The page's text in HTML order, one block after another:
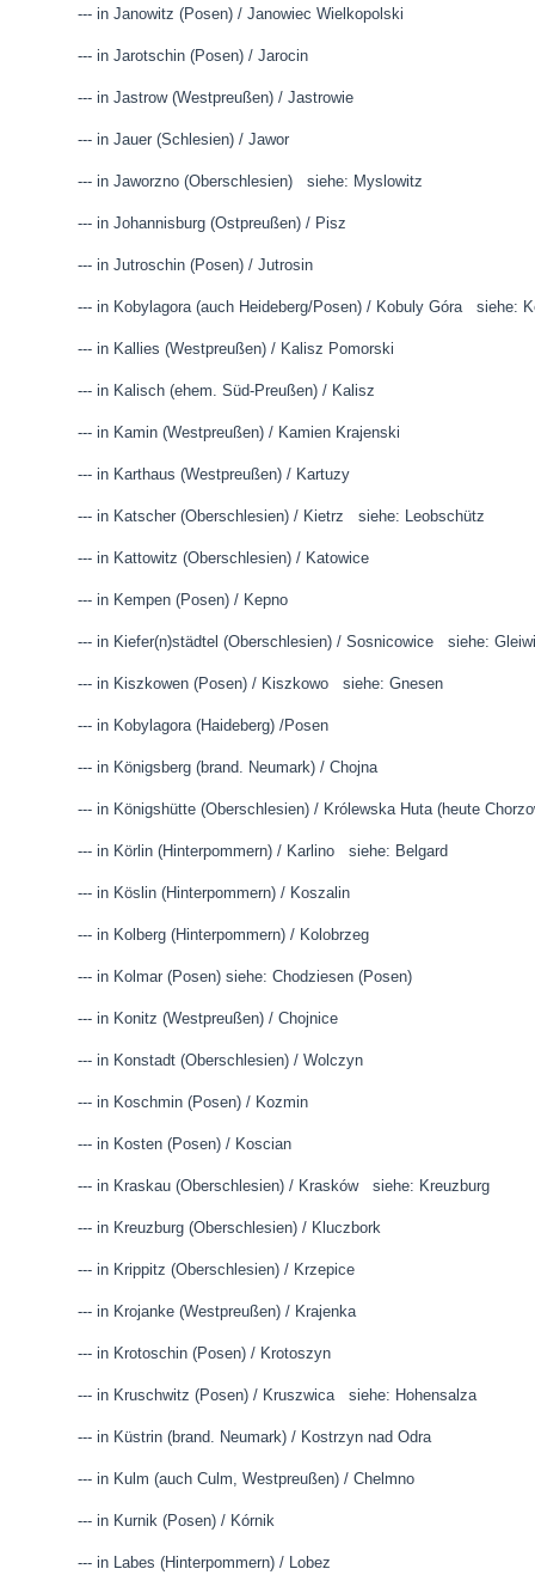
--- in Janowitz (Posen) / Janowiec Wielkopolski
--- in Jarotschin (Posen) / Jarocin
--- in Jastrow (Westpreußen) / Jastrowie
--- in Jauer (Schlesien) / Jawor
--- in Jaworzno (Oberschlesien) siehe: Myslowitz
--- in Johannisburg (Ostpreußen) / Pisz
--- in Jutroschin (Posen) / Jutrosin
--- in Kobylagora (auch Heideberg/Posen) / Kobuly Góra siehe:
--- in Kallies (Westpreußen) / Kalisz Pomorski
--- in Kalisch (ehem. Süd-Preußen) / Kalisz
--- in Kamin (Westpreußen) / Kamien Krajenski
--- in Karthaus (Westpreußen) / Kartuzy
--- in Katscher (Oberschlesien) / Kietrz siehe: Leobschütz
--- in Kattowitz (Oberschlesien) / Katowice
--- in Kempen (Posen) / Kepno
--- in Kiefer(n)städtel (Oberschlesien) / Sosnicowice siehe:
--- in Kiszkowen (Posen) / Kiszkowo siehe: Gnesen
--- in Kobylagora (Haideberg) /Posen
--- in Königsberg (brand. Neumark) / Chojna
--- in Königshütte (Oberschlesien) / Królewska Huta (heute
--- in Körlin (Hinterpommern) / Karlino siehe: Belgard
--- in Köslin (Hinterpommern) / Koszalin
--- in Kolberg (Hinterpommern) / Kolobrzeg
--- in Kolmar (Posen) siehe: Chodziesen (Posen)
--- in Konitz (Westpreußen) / Chojnice
--- in Konstadt (Oberschlesien) / Wolczyn
--- in Koschmin (Posen) / Kozmin
--- in Kosten (Posen) / Koscian
--- in Kraskau (Oberschlesien) / Krasków siehe:
--- in Kreuzburg (Oberschlesien) / Kluczbork
--- in Krippitz (Oberschlesien) / Krzepice
--- in Krojanke (Westpreußen) / Krajenka
--- in Krotoschin (Posen) / Krotoszyn
--- in Kruschwitz (Posen) / Kruszwica siehe: Hohensalza
--- in Küstrin (brand. Neumark) / Kostrzyn nad Odra
--- in Kulm (auch Culm, Westpreußen) / Chelmno
--- in Kurnik (Posen) / Kórnik
--- in Labes (Hinterpommern) / Lobez